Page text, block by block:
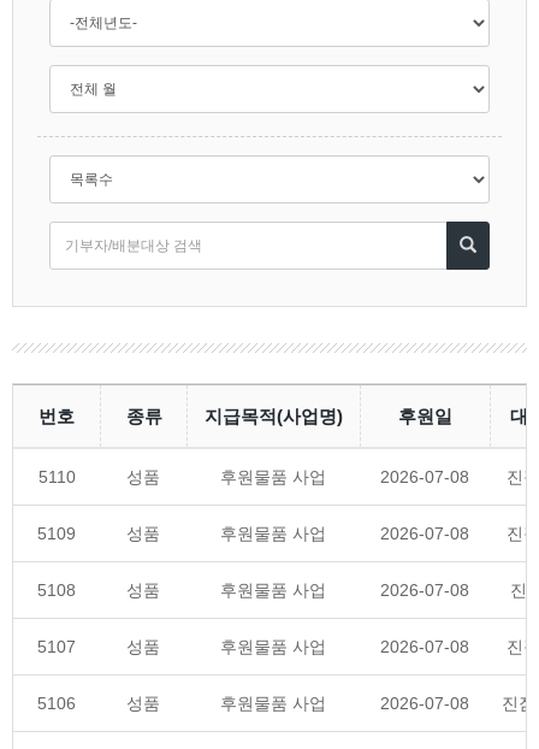
번호 종류 지급목적(사업명) 후원일 대
5110 성품 후원물품 사업 2026-07-08 진
5109 성품 후원물품 사업 2026-07-08 진
5108 성품 후원물품 사업 2026-07-08 진
5107 성품 후원물품 사업 2026-07-08 진
5106 성품 후원물품 사업 2026-07-08 진